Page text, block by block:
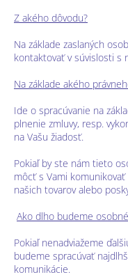
Z akého dôvodu?
Na základe zaslaných
kontaktovať v súvislosti s
Na základe akého
Ide o spracúvanie na
plnenie zmluvy, resp.
na Vašu žiadosť.
Pokiaľ by ste nám tieto
môcť s Vami
našich tovarov alebo
Ako dlho budeme
Pokiaľ nenadviažeme
budeme spracúvať
komunikácie.